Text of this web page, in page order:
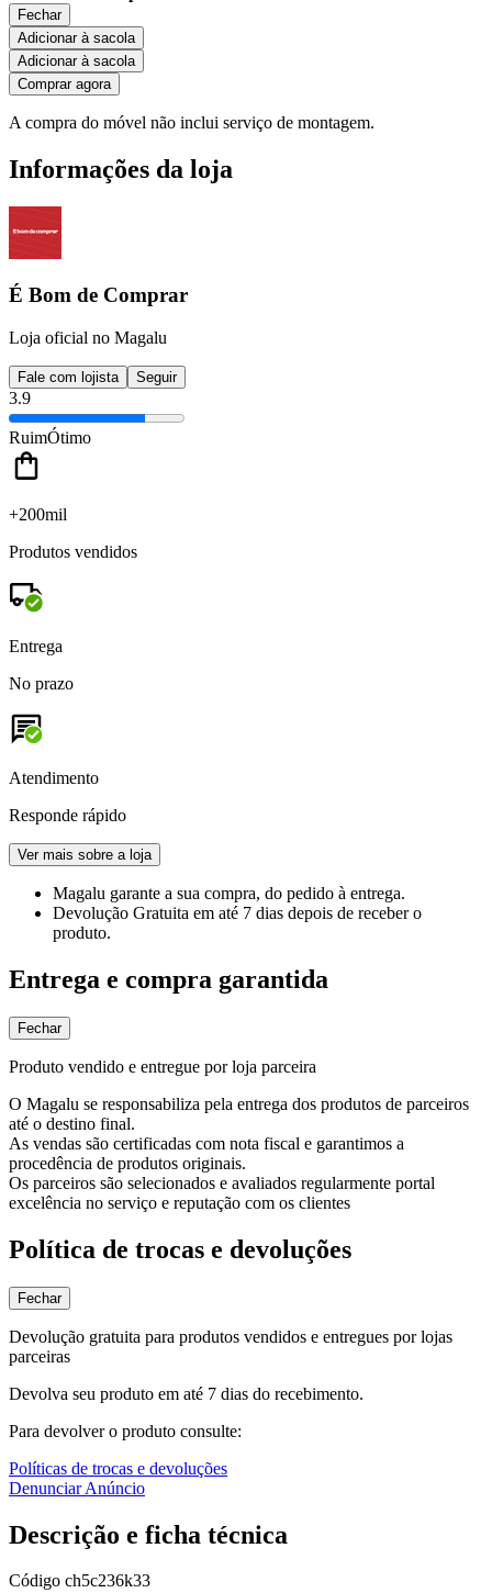
Fechar
Adicionar à sacola
Adicionar à sacola
Comprar agora
A compra do móvel não inclui serviço de montagem.
Informações da loja
É Bom de Comprar
Loja oficial no Magalu
Fale com lojista Seguir
3.9
RuimÓtimo
+200mil
Produtos vendidos
Entrega
No prazo
Atendimento
Responde rápido
Ver mais sobre a loja
Magalu garante a sua compra, do pedido à entrega.
Devolução Gratuita em até 7 dias depois de receber o
produto.
Entrega e compra garantida
Fechar
Produto vendido e entregue por loja parceira
O Magalu se responsabiliza pela entrega dos produtos de parceiros
até o destino final.
As vendas são certificadas com nota fiscal e garantimos a
procedência de produtos originais.
Os parceiros são selecionados e avaliados regularmente portal
excelência no serviço e reputação com os clientes
Política de trocas e devoluções
Fechar
Devolução gratuita para produtos vendidos e entregues por lojas
parceiras
Devolva seu produto em até 7 dias do recebimento.
Para devolver o produto consulte:
Políticas de trocas e devoluções
Denunciar Anúncio
Descrição e ficha técnica
Código ch5c236k33